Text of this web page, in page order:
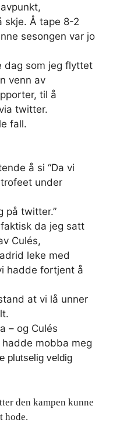
skje. Å tape 8-2
sesongen var jo
dag som jeg flyttet
venn av
til å
twitter.
fall.
å si “Da vi
under
på twitter.”
da jeg satt
Culés,
leke med
hadde fortjent å
at vi lå unner
– og Culés
mobba meg
plutselig veldig
den kampen kunne
hode.